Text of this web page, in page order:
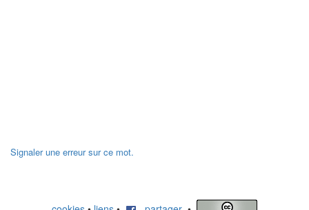
Signaler une erreur sur ce mot.